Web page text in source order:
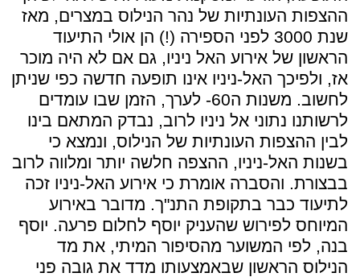
ההצפות העונתיות של נהר הנילוס במצרים, מאז
שנת 3000 לפני הספירה (!) הן אולי התיעוד
הראשון של אירוע האל ניניו, גם אם לא היה מוכר
אז, ולפיכך האל-ניניו אינו תופעה חדשה כפי שניתן
לחשוב. משנות ה60- לערך, הזמן שבו עומדים
לרשותנו נתוני אל ניניו לרוב, נבדק המתאם בינו
לבין ההצפות העונתיות של הנילוס, ונמצא כי
בשנות האל-ניניו, ההצפה חלשה יותר ומלווה לרוב
בבצורת. והסברה אומרת כי אירוע האל-ניניו זכה
לתיעוד כבר בתקופת התנ"ך. מדובר באירוע
המיוחס לפירוש שהעניק יוסף לחלום פרעה. יוסף
בנה, לפי המשוער מהסיפור המיתי, את מד
הנילוס הראשון שבאמצעותו מדד את גובה פני